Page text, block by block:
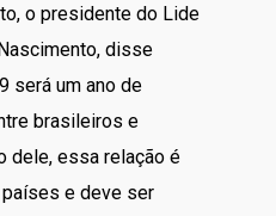
o presidente do Lide
disse
será um ano de
brasileiros e
dele, essa relação é
e deve ser